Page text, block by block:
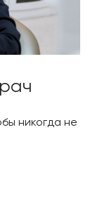
никогда не